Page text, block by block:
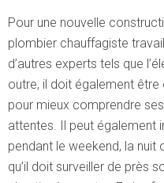
Pour une nouvelle
plombier chauffagiste
d’autres experts tels que
outre, il doit également
pour mieux comprendre
attentes. Il peut également
pendant le weekend, la nuit
qu’il doit surveiller de près